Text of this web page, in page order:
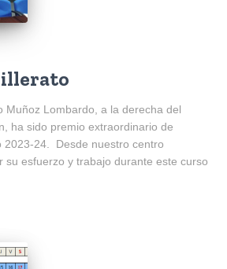
Muñoz Lombardo, a la derecha del
ha sido premio extraordinario de
2023-24. Desde nuestro centro
su esfuerzo y trabajo durante este curso